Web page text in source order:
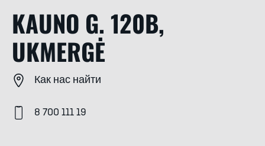
KAUNO G. 120B,
UKMERGĖ
Как нас найти
8 700 111 19